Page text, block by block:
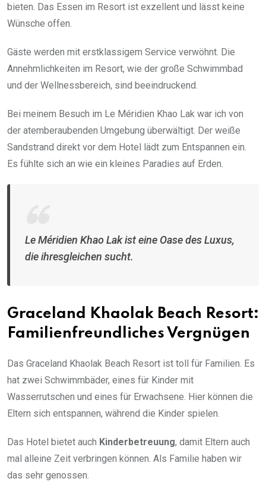
bieten. Das Essen im Resort ist exzellent und lässt keine
Wünsche offen.
Gäste werden mit erstklassigem Service verwöhnt. Die
Annehmlichkeiten im Resort, wie der große Schwimmbad
und der Wellnessbereich, sind beeindruckend.
Bei meinem Besuch im Le Méridien Khao Lak war ich von
der atemberaubenden Umgebung überwältigt. Der weiße
Sandstrand direkt vor dem Hotel lädt zum Entspannen ein.
Es fühlte sich an wie ein kleines Paradies auf Erden.
Le Méridien Khao Lak ist eine Oase des Luxus,
die ihresgleichen sucht.
Graceland Khaolak Beach Resort:
Familienfreundliches Vergnügen
Das Graceland Khaolak Beach Resort ist toll für Familien. Es
hat zwei Schwimmbäder, eines für Kinder mit
Wasserrutschen und eines für Erwachsene. Hier können die
Eltern sich entspannen, während die Kinder spielen.
Das Hotel bietet auch Kinderbetreuung, damit Eltern auch
mal alleine Zeit verbringen können. Als Familie haben wir
das sehr genossen.